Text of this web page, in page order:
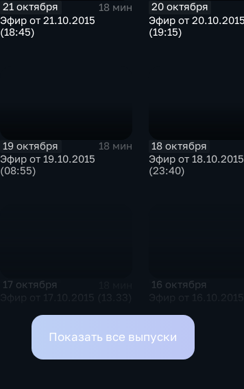
21 октября
18 мин
Эфир от 21.10.2015
(18:45)
20 октября
Эфир от
(19:15)
19 октября
18 мин
Эфир от 19.10.2015
(08:55)
18 октября
Эфир от 18.10.2015
(23:40)
17 октября
16 октября
Показать все выпуски